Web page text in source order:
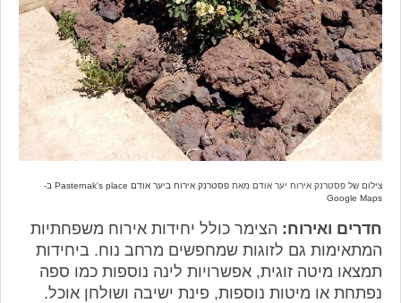
צילום של פסטרנק אירוח יער אודם מאת
פסטרנק אירוח ביער אודם Pasternak's place ב-
Google Maps
חדרים ואירוח: הצימר כולל יחידות אירוח משפחתיות
המתאימות גם לזוגות שמחפשים מרחב נוח. ביחידות
תמצאו מיטה זוגית, אפשרויות לינה נוספות כמו ספה
נפתחת או מיטות נוספות, פינת ישיבה ושולחן אוכל.